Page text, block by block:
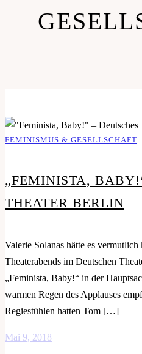
FEMINISMUS & GESELLSCHAFT
„FEMINISTA,
THEATER BERLIN
Valerie Solanas hätte es
Theaterabends im Deutschen
„Feminista, Baby!“ in der
warmen Regen des Applauses
Regiestühlen hatten Tom […]
Mai 9, 2018